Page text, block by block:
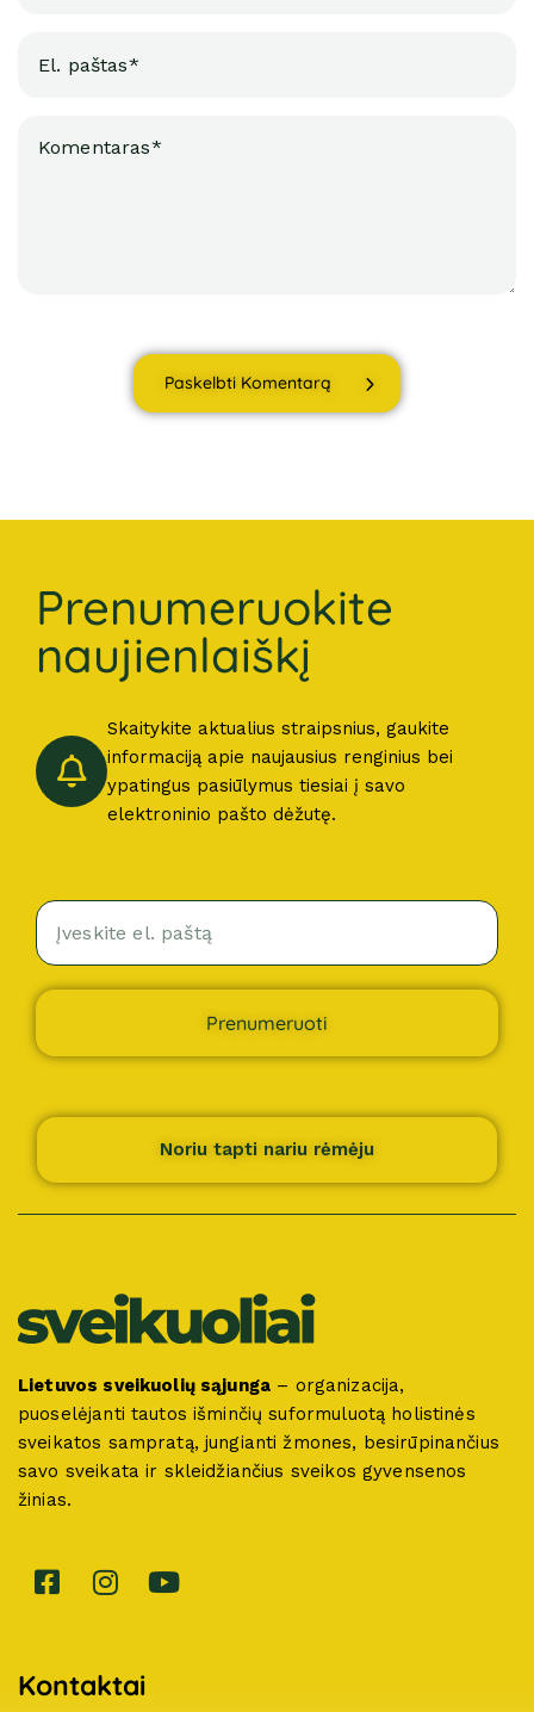
Paskelbti Komentarą
Prenumeruokite
naujienlaiškį
Skaitykite aktualius straipsnius, gaukite
informaciją apie naujausius renginius bei
ypatingus pasiūlymus tiesiai į savo
elektroninio pašto dėžutę.
Prenumeruoti
Noriu tapti nariu rėmėju
Lietuvos sveikuolių sąjunga – organizacija,
puoselėjanti tautos išminčių suformuluotą holistinės
sveikatos sampratą, jungianti žmones, besirūpinančius
savo sveikata ir skleidžiančius sveikos gyvensenos
žinias.
Kontaktai